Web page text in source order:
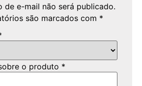
de e-mail não será publicado.
são marcados com *
o produto *